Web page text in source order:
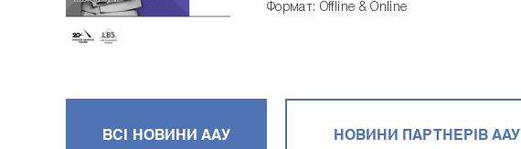
Формат: Offline & Online
ВСІ НОВИНИ ААУ НОВИНИ ПАРТНЕРIВ ААУ